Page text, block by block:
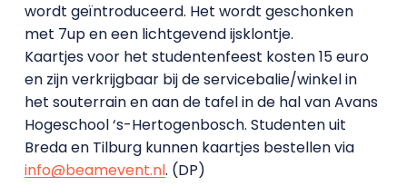
wordt geïntroduceerd. Het wordt geschonken
met 7up en een lichtgevend ijsklontje.
Kaartjes voor het studentenfeest kosten 15 euro
en zijn verkrijgbaar bij de servicebalie/winkel in
het souterrain en aan de tafel in de hal van Avans
Hogeschool ‘s-Hertogenbosch. Studenten uit
Breda en Tilburg kunnen kaartjes bestellen via
info@beamevent.nl. (DP)